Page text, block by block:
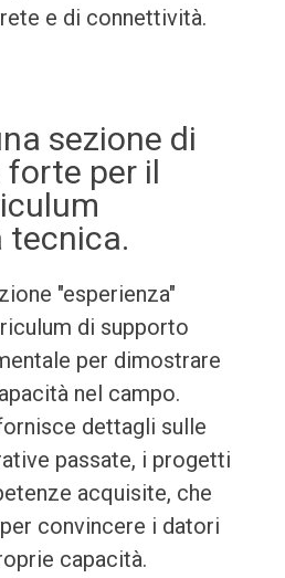
e di connettività.
sezione di
forte per il
tecnica.
"esperienza"
di supporto
per dimostrare
nel campo.
dettagli sulle
passate, i progetti
acquisite, che
convincere i datori
capacità.